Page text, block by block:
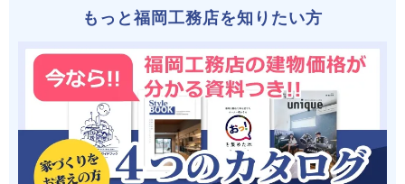
もっと福岡工務店を知りたい方